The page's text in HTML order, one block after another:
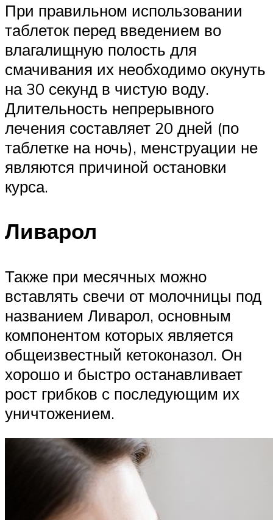
При правильном использовании
таблеток перед введением во
влагалищную полость для
смачивания их необходимо окунуть
на 30 секунд в чистую воду.
Длительность непрерывного
лечения составляет 20 дней (по
таблетке на ночь), менструации не
являются причиной остановки
курса.
Ливарол
Также при месячных можно
вставлять свечи от молочницы под
названием Ливарол, основным
компонентом которых является
общеизвестный кетоконазол. Он
хорошо и быстро останавливает
рост грибков с последующим их
уничтожением.